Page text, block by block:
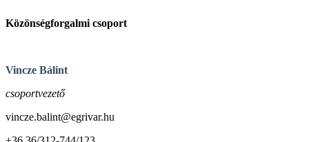
Közönségforgalmi csoport
Vincze Bálint
csoportvezető
vincze.balint@egrivar.hu